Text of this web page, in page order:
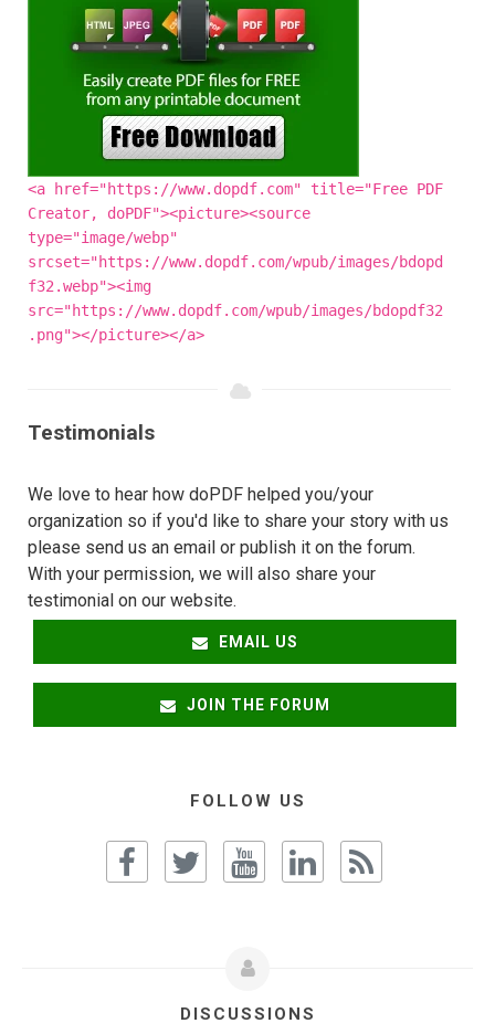
<a href="https://www.dopdf.com" title="Free PDF
Creator, doPDF"><picture><source
type="image/webp"
srcset="https://www.dopdf.com/wpub/images/bdopd
f32.webp"><img
src="https://www.dopdf.com/wpub/images/bdopdf32
.png"></picture></a>
Testimonials
We love to hear how doPDF helped you/your
organization so if you'd like to share your story with us
please send us an email or publish it on the forum.
With your permission, we will also share your
testimonial on our website.
EMAIL US
JOIN THE FORUM
FOLLOW US
DISCUSSIONS